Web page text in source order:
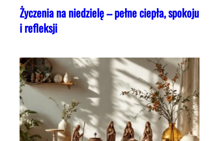
Życzenia na niedzielę – pełne ciepła, spokoju
i refleksji